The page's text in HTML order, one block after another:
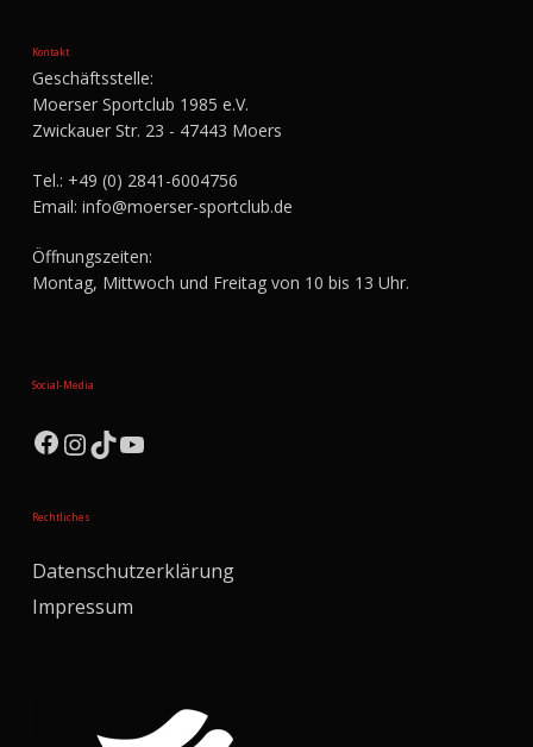
Kontakt
Geschäftsstelle:
Moerser Sportclub 1985 e.V.
Zwickauer Str. 23 - 47443 Moers
Tel.: +49 (0) 2841-6004756
Email: info@moerser-sportclub.de
Öffnungszeiten:
Montag, Mittwoch und Freitag von 10 bis 13 Uhr.
Social-Media
Facebook
Instagram
TikTok
Rechtliches
Datenschutzerklärung
Impressum